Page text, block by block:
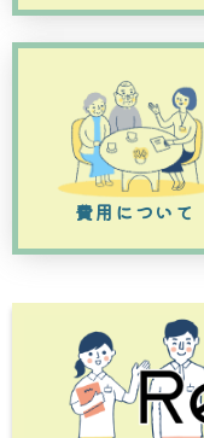
費用について